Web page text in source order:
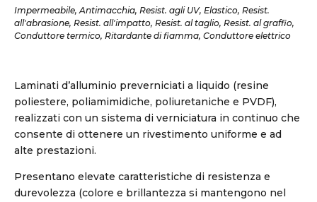
Impermeabile, Antimacchia, Resist. agli UV, Elastico, Resist.
all'abrasione, Resist. all'impatto, Resist. al taglio, Resist. al graffio,
Conduttore termico, Ritardante di fiamma, Conduttore elettrico
Laminati d’alluminio preverniciati a liquido (resine
poliestere, poliamimidiche, poliuretaniche e PVDF),
realizzati con un sistema di verniciatura in continuo che
consente di ottenere un rivestimento uniforme e ad
alte prestazioni.
Presentano elevate caratteristiche di resistenza e
durevolezza (colore e brillantezza si mantengono nel